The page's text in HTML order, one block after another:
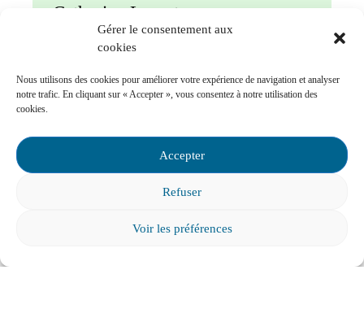
Gérer le consentement aux
cookies
Nous utilisons des cookies pour améliorer votre expérience de navigation et analyser
notre trafic. En cliquant sur « Accepter », vous consentez à notre utilisation des
cookies.
Accepter
Refuser
Voir les préférences
Catherine Lavertu
Coordinatrice – développement et
catherine.lavertu@fcpq.qc.ca